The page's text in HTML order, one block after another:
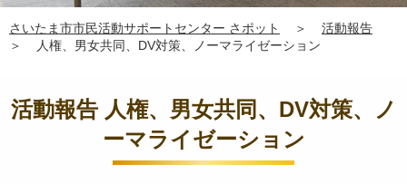
さいたま市市民活動サポートセンター さポット ＞
活動報告
＞
人権、男女共同、DV対策、ノーマライゼーション
活動報告 人権、男女共同、DV対策、ノ
ーマライゼーション